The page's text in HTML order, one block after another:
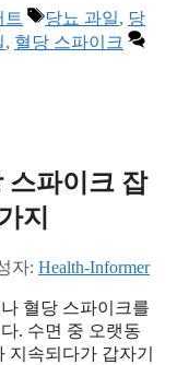
트
태
그
당뇨 과일, 당
, 혈당 스파이크
스파이크 잡
지
자: Health-Informer
혈당 스파이크를
. 수면 중 오랫동
지속되다가 갑자기